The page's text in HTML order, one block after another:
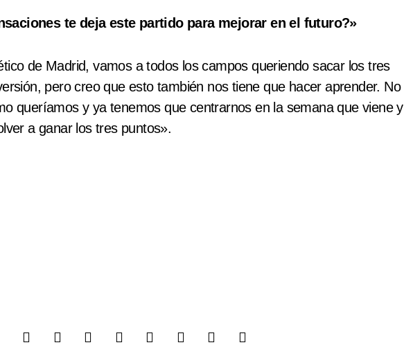
te deja este partido para mejorar en el futuro?»
de Madrid, vamos a todos los campos queriendo sacar los tres
pero creo que esto también nos tiene que hacer aprender. No
queríamos y ya tenemos que centrarnos en la semana que viene y
a ganar los tres puntos».